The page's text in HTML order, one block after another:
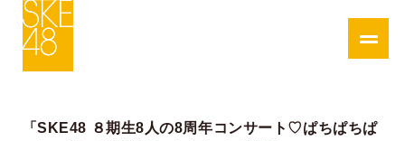
「SKE48 ８期生8人の8周年コンサート♡ぱちぱちぱ